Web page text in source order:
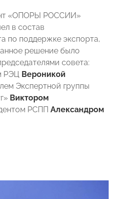
«ОПОРЫ РОССИИ»
в состав
по поддержке экспорта,
решение было
совета:
РЭЦ Вероникой
Экспертной группы
Виктором
РСПП Александром